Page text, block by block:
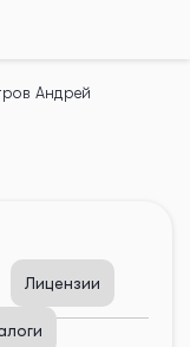
Андрей
Лицензии